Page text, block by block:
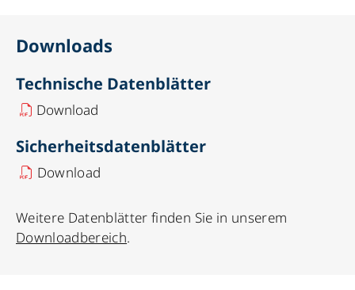
Downloads
Technische Datenblätter
Download
Sicherheitsdatenblätter
Download
Weitere Datenblätter finden Sie in unserem
Downloadbereich.